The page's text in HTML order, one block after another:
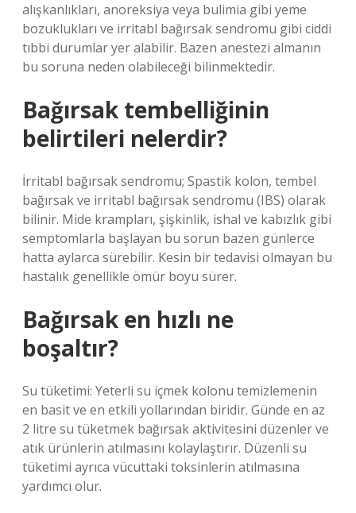
alışkanlıkları, anoreksiya veya bulimia gibi yeme
bozuklukları ve irritabl bağırsak sendromu gibi ciddi
tıbbi durumlar yer alabilir. Bazen anestezi almanın
bu soruna neden olabileceği bilinmektedir.
Bağırsak tembelliğinin
belirtileri nelerdir?
İrritabl bağırsak sendromu; Spastik kolon, tembel
bağırsak ve irritabl bağırsak sendromu (IBS) olarak
bilinir. Mide krampları, şişkinlik, ishal ve kabızlık gibi
semptomlarla başlayan bu sorun bazen günlerce
hatta aylarca sürebilir. Kesin bir tedavisi olmayan bu
hastalık genellikle ömür boyu sürer.
Bağırsak en hızlı ne
boşaltır?
Su tüketimi: Yeterli su içmek kolonu temizlemenin
en basit ve en etkili yollarından biridir. Günde en az
2 litre su tüketmek bağırsak aktivitesini düzenler ve
atık ürünlerin atılmasını kolaylaştırır. Düzenli su
tüketimi ayrıca vücuttaki toksinlerin atılmasına
yardımcı olur.